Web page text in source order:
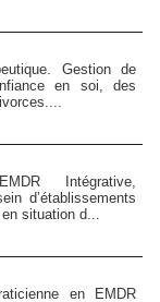
Gestion de
en soi, des
Intégrative,
d’établissements
en situation d...
en EMDR